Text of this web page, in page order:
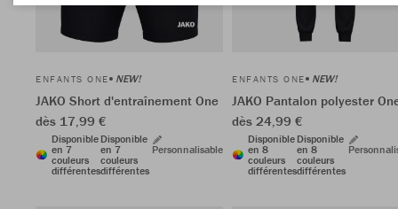
ENFANTS ONE NEW!
JAKO Short d'entraînement One
dès 17,99 €
Disponible
en 7
couleurs
différentes
Disponible
en 7
couleurs
différentes
Personnalisable
ENFANTS ONE NEW!
JAKO Pantalon polyester
dès 24,99 €
Disponible
en 8
couleurs
différentes
Disponible
en 8
couleurs
différentes